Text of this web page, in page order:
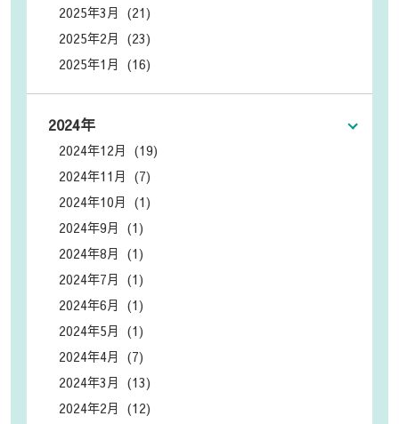
2025年3月 (21)
2025年2月 (23)
2025年1月 (16)
2024年
2024年12月 (19)
2024年11月 (7)
2024年10月 (1)
2024年9月 (1)
2024年8月 (1)
2024年7月 (1)
2024年6月 (1)
2024年5月 (1)
2024年4月 (7)
2024年3月 (13)
2024年2月 (12)